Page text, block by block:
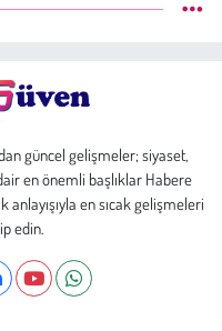
güncel gelişmeler; siyaset,
en önemli başlıklar Habere
anlayışıyla en sıcak gelişmeleri
edin.